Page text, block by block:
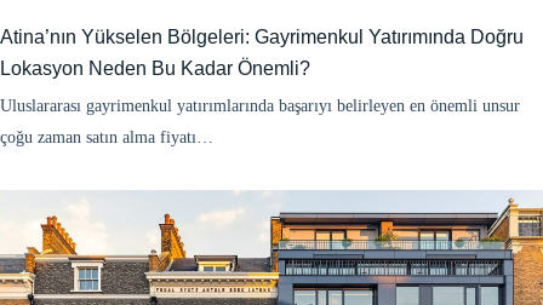
Atina’nın Yükselen Bölgeleri: Gayrimenkul Yatırımında Doğru
Lokasyon Neden Bu Kadar Önemli?
Uluslararası gayrimenkul yatırımlarında başarıyı belirleyen en önemli unsur
çoğu zaman satın alma fiyatı…